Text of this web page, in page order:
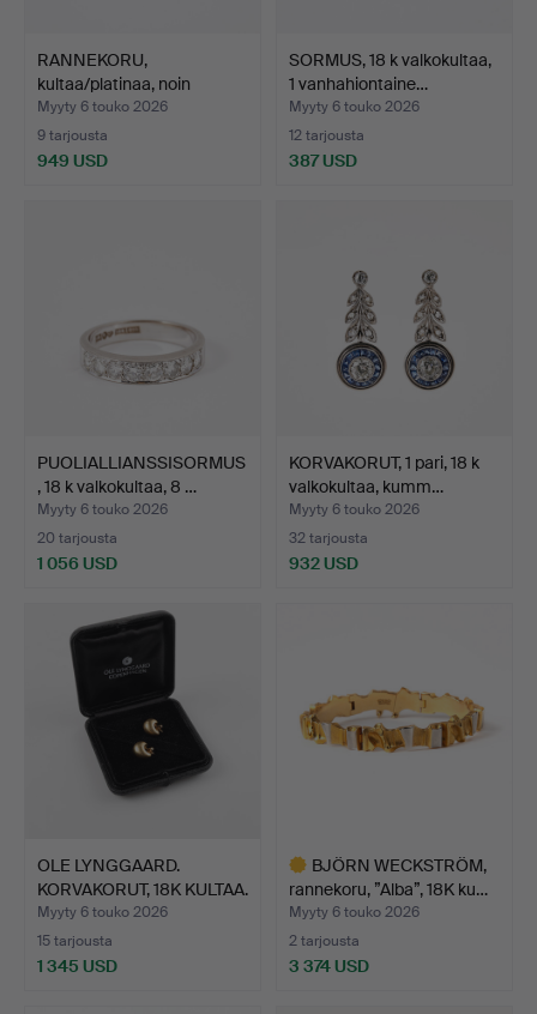
RANNEKORU,
kultaa/platinaa, noin
vuodelta …
Myyty 6 touko 2026
9 tarjousta
949 USD
SORMUS, 18 k valkokultaa,
1 vanhahiontaine…
Myyty 6 touko 2026
12 tarjousta
387 USD
PUOLIALLIANSSISORMUS
, 18 k valkokultaa, 8 …
Myyty 6 touko 2026
20 tarjousta
1 056 USD
KORVAKORUT, 1 pari, 18 k
valkokultaa, kumm…
Myyty 6 touko 2026
32 tarjousta
932 USD
OLE LYNGGAARD.
KORVAKORUT, 18K KULTAA.
Myyty 6 touko 2026
15 tarjousta
1 345 USD
BJÖRN WECKSTRÖM,
rannekoru, ”Alba”, 18K ku…
Myyty 6 touko 2026
2 tarjousta
3 374 USD